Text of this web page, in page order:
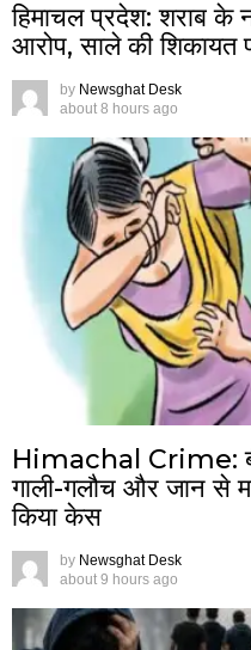
हिमाचल प्रदेश: शराब के
आरोप, साले की शिकायत
by Newsghat Desk
about 8 hours ago
Himachal Crime:
गाली-गलौच और जान से
किया केस
by Newsghat Desk
about 9 hours ago